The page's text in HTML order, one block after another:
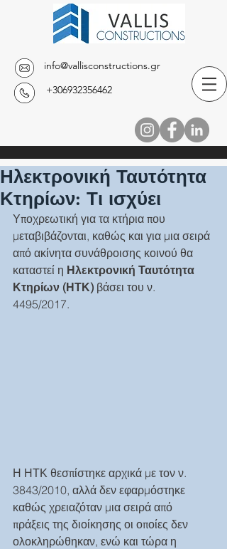
info@vallisconstructions.gr
+306932356462
Ηλεκτρονική Ταυτότητα
Κτηρίων: Τι ισχύει
Υποχρεωτική για τα κτήρια που
μεταβιβάζονται, καθώς και για μια σειρά
από ακίνητα συνάθροισης κοινού θα
καταστεί η Ηλεκτρονική Ταυτότητα
Κτηρίων (ΗΤΚ) βάσει του ν.
4495/2017.
Η ΗΤΚ θεσπίστηκε αρχικά με τον ν.
3843/2010, αλλά δεν εφαρμόστηκε
καθώς χρειαζόταν μια σειρά από
πράξεις της διοίκησης οι οποίες δεν
ολοκληρώθηκαν, ενώ και τώρα η